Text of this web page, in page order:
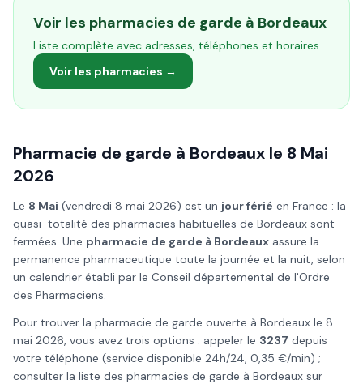
Voir les pharmacies de garde à Bordeaux
Liste complète avec adresses, téléphones et horaires
Voir les pharmacies →
Pharmacie de garde à Bordeaux le 8 Mai
2026
Le 8 Mai (vendredi 8 mai 2026) est un jour férié en France : la
quasi-totalité des pharmacies habituelles de Bordeaux sont
fermées. Une pharmacie de garde à Bordeaux assure la
permanence pharmaceutique toute la journée et la nuit, selon
un calendrier établi par le Conseil départemental de l'Ordre
des Pharmaciens.
Pour trouver la pharmacie de garde ouverte à Bordeaux le 8
mai 2026, vous avez trois options : appeler le 3237 depuis
votre téléphone (service disponible 24h/24, 0,35 €/min) ;
consulter la liste des pharmacies de garde à Bordeaux sur